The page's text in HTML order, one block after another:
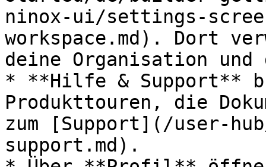
ninox-ui/settings-
workspace.md). Dort
deine Organisation
* **Hilfe & Support**
Produkttouren, die
zum [Support](/user-
support.md).